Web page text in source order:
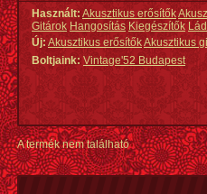
Használt: Akusztikus erősítők
Gitárok Hangosítás Kiegészítők
Új:Akusztikus erősítőkAkusztikus
Boltjaink: Vintage'52 Budapest
A termék nem található